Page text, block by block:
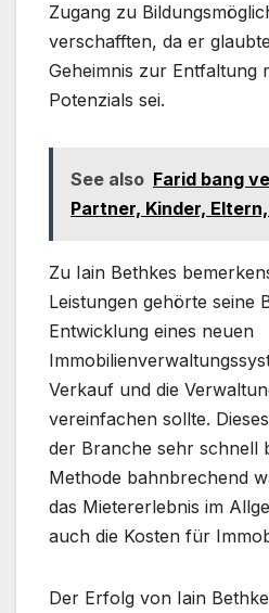
Zugang zu
verschafften, da er
Geheimnis zur Entfaltung
Potenzials sei.
See also Farid bang
Partner, Kinder,
Zu Iain Bethkes
Leistungen gehörte seine
Entwicklung eines neuen
Verkauf und die
vereinfachen sollte.
der Branche sehr schnell
Methode bahnbrechend
das Mietererlebnis im
auch die Kosten für
Der Erfolg von Iain